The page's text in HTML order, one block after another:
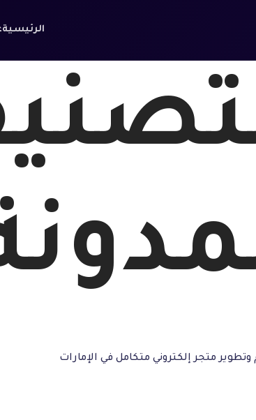
الرئيسية
متجر إلكتروني متكامل في الإمارات